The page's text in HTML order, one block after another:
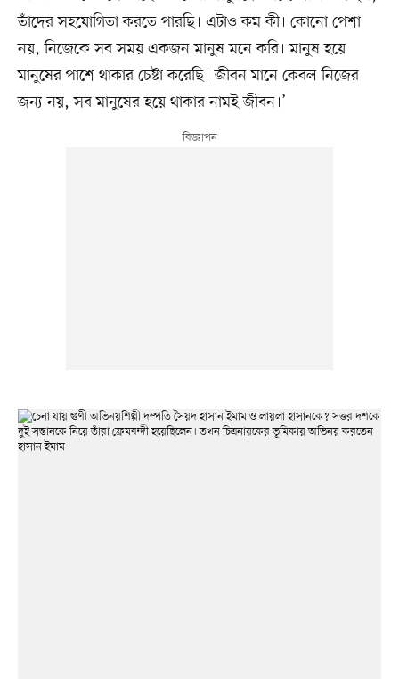
তাঁদের সহযোগিতা করতে পারছি। এটাও কম কী। কোনো পেশা
নয়, নিজেকে সব সময় একজন মানুষ মনে করি। মানুষ হয়ে
মানুষের পাশে থাকার চেষ্টা করেছি। জীবন মানে কেবল নিজের
জন্য নয়, সব মানুষের হয়ে থাকার নামই জীবন।’